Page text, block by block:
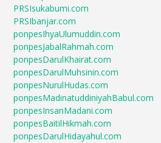
PRSIsukabumi.com
PRSIbanjar.com
ponpesIhyaUlumuddin.com
ponpesJabalRahmah.com
ponpesDarulKhairat.com
ponpesDarulMuhsinin.com
ponpesNurulHudas.com
ponpesMadinatuddiniyahBabul.com
ponpesInsanMadani.com
ponpesBaitilHikmah.com
ponpesDarulHidayahul.com